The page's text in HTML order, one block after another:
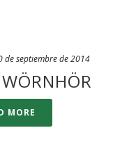
de septiembre de 2014
MORE